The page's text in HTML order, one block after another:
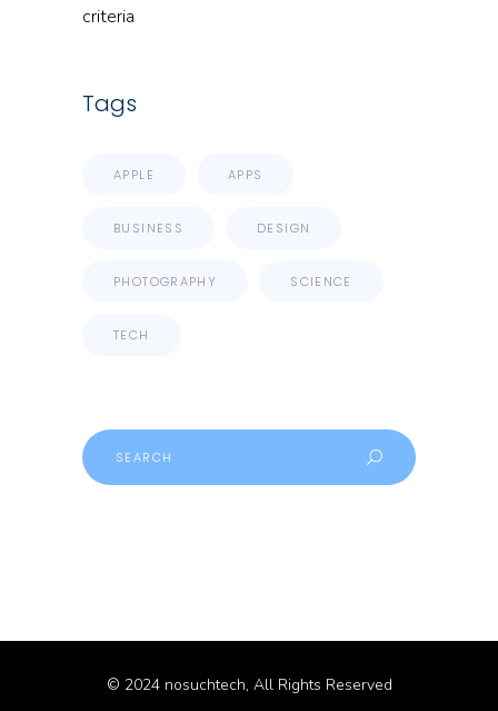
criteria
Tags
APPLE APPS
BUSINESS DESIGN
PHOTOGRAPHY SCIENCE
TECH
Search
© 2024 nosuchtech, All Rights Reserved